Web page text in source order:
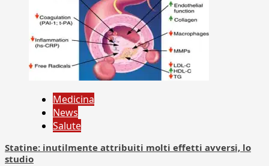
Medicina
News
Salute
Statine: inutilmente attribuiti molti effetti avversi, lo
studio